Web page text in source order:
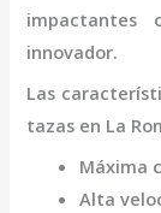
impactantes
innovador.
Las
tazas en La
Máxima
Alta